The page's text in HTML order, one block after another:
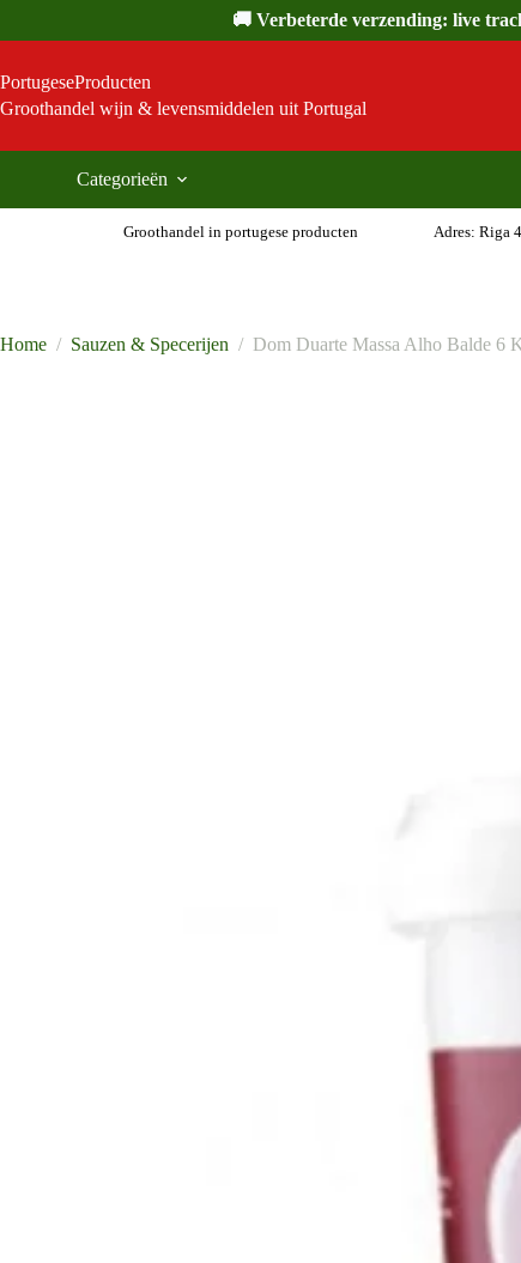
inhoud
🚚 Verbeterde verzending: live
PortugeseProducten
Groothandel wijn & levensmiddelen uit Portugal
Categorieën
Groothandel in portugese producten Adres: Riga
Home / Sauzen & Specerijen / Dom Duarte Massa Alho Balde 6